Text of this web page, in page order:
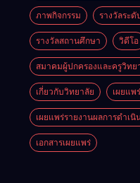
ภาพกิจกรรม รางวัลระ
รางวัลสถานศึกษา วิดีโอ
สมาคมผู้ปกครองและครูวิทย
เกี่ยวกับวิทยาลัย เผยแพ
เผยแพร่รายงานผลการดำเ
เอกสารเผยแพร่